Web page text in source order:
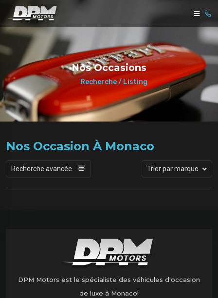
Nos Occasions
Recherche / Listing
Nos Occasion À Monaco
Trier par marque
Recherche avancée
DPM Motors est le spécialiste des véhicules d'occasion
de luxe à Monaco!